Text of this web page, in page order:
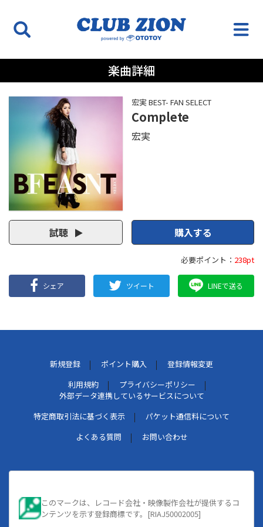
楽曲詳細
宏実 BEST- FAN SELECT
Complete
宏実
試聴 購入する
必要ポイント： 238pt
シェア ツイート LINEで送る
新規登録 ポイント購入
登録情報変更
利用規約
プライバシーポリシー
外部データ連携しているサービスについて
特定商取引法に基づく表示
パケット通信料について
よくある質問
お問い合わせ
このマークは、レコード会社・映像製作会社が提供するコ
ンテンツを示す登録商標です。[RIAJ50002005]